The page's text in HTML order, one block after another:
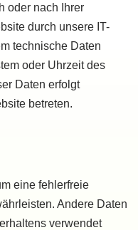
oder nach Ihrer
durch unsere IT-
technische Daten
oder Uhrzeit des
Daten erfolgt
betreten.
eine fehlerfreie
Andere Daten
verwendet